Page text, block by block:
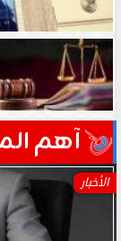
آهم
الأخبار